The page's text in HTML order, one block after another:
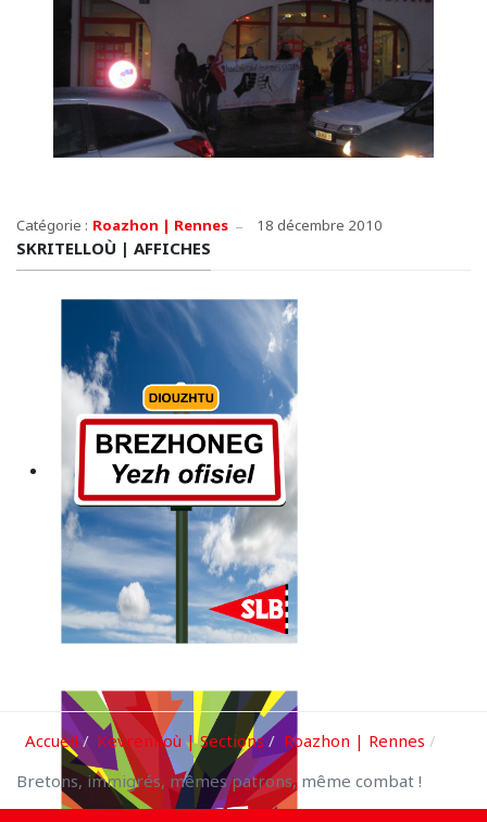
Catégorie : Roazhon | Rennes 18 décembre 2010
SKRITELLOÙ | AFFICHES
Accueil Kevrennoù | Sections
Roazhon | Rennes
Bretons, immigrés, mêmes patrons, même combat !